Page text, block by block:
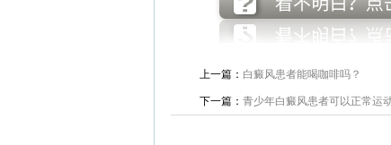
上一篇： 白癜风患者能喝咖啡吗？
下一篇： 青少年白癜风患者可以正常运